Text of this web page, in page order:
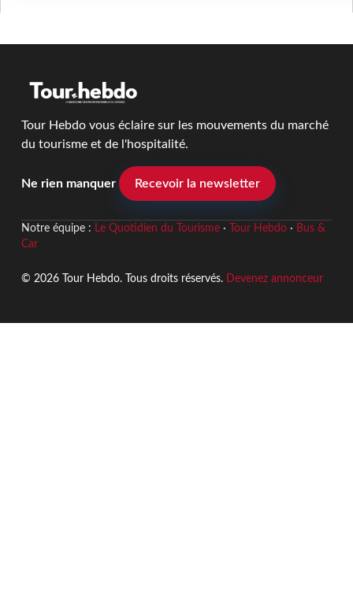
Tour Hebdo vous éclaire sur les mouvements du marché
du tourisme et de l'hospitalité.
Ne rien manquer Recevoir la newsletter
Notre équipe : Le Quotidien du Tourisme· Tour Hebdo· Bus &
Car
© 2026 Tour Hebdo. Tous droits réservés. Devenez annonceur